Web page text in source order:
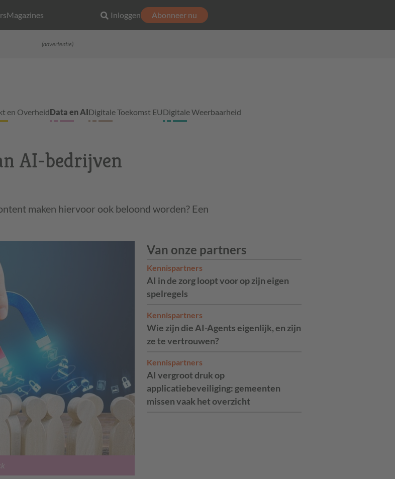
Magazines Inloggen Abonneer nu
(advertentie)
en OverheidData en AIDigitale Toekomst EUDigitale Weerbaarheid
AI-bedrijven
maken hiervoor ook beloond worden? Een
Van onze partners
Kennispartners
AI in de zorg loopt voor op zijn eigen
spelregels
Kennispartners
Wie zijn die AI-Agents eigenlijk, en zijn
ze te vertrouwen?
Kennispartners
AI vergroot druk op
applicatiebeveiliging: gemeenten
missen vaak het overzicht